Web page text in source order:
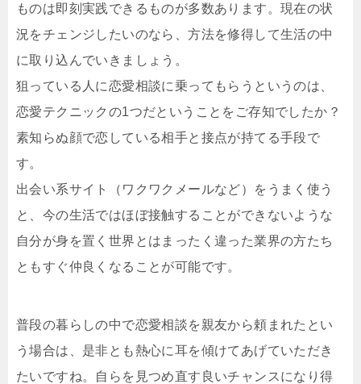
ものは即刻実践できるものが多数あります。現在の状
況をチェンジしたいのなら、方法を修得して生活の中
に取り込んでいきましょう。
狙っている人に恋愛相談に乗ってもらうというのは、
恋愛テクニックの1つだということをご存知でしたか？
素知らぬ顔で恋している相手と接点が持てる手段で
す。
出会い系サイト（ワクワクメールなど）をうまく使う
と、今の生活ではほぼ接触することができないような
自分が身を置く世界とはまったく違った業界の方たち
ともすぐ仲良くなることが可能です。
普段の暮らしの中で恋愛相談を親友から頼まれたとい
う場合は、是非とも熱心に耳を傾けてあげていただき
たいですね。自らを見つめ直す良いチャンスになり得